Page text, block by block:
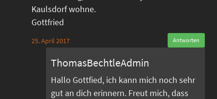
Kaulsdorf wohne.
Gottfried
25. April 2017 Antworten
ThomasBechtleAdmin
Hallo Gottfied, ich kann mich noch sehr
gut an dich erinnern. Freut mich, dass